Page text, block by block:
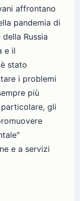
affrontano
pandemia di
Russia
e il
stato
i problemi
più
gli
e a servizi